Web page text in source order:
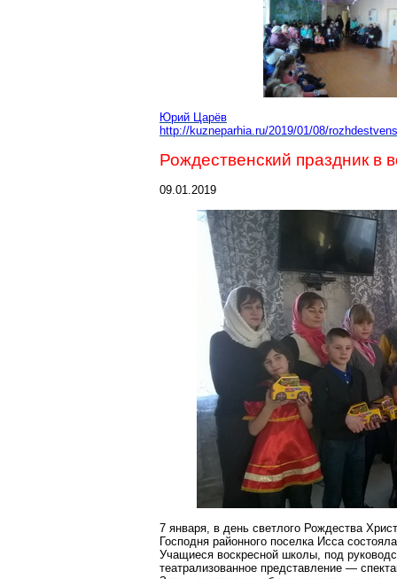
Юрий Царёв
http://kuzneparhia.ru/2019/01/08/
Рождественский праздник в
09.01.2019
7 января, в день светлого Рождества
Господня районного поселка Исса
Учащиеся воскресной школы, под
театрализованное представление —